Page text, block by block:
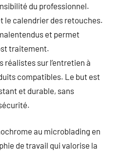
du professionnel.
le calendrier des retouches.
et permet
traitement.
réalistes sur l’entretien à
compatibles. Le but est
et durable, sans
au microblading en
de travail qui valorise la